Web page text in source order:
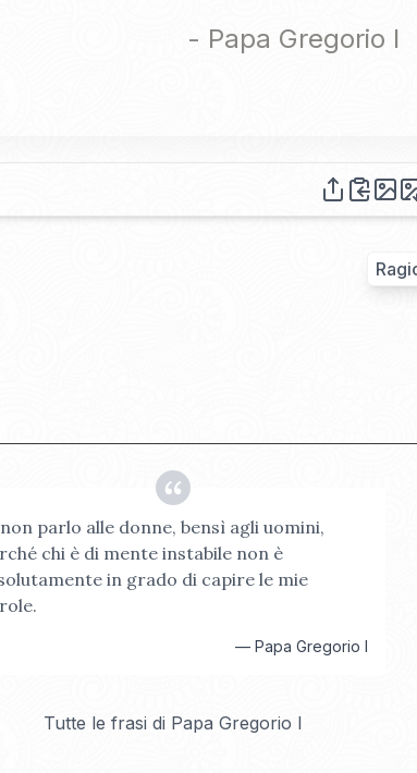
- Papa Gregorio I
parlo alle donne, bensì agli uomini,
chi è di mente instabile non è
in grado di capire le mie
— Papa Gregorio I
Tutte le frasi di Papa Gregorio I